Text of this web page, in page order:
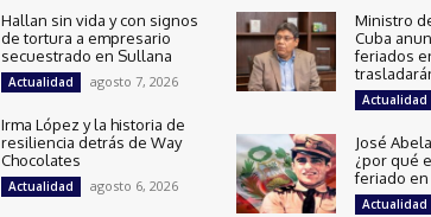
Hallan sin vida y con signos
de tortura a empresario
secuestrado en Sullana
Actualidad agosto 7, 2026
Irma López y la historia de
resiliencia detrás de Way
Chocolates
Actualidad agosto 6, 2026
Ministro
Cuba
feriados
Actualidad
José
¿por qué
feriado en
Actualidad